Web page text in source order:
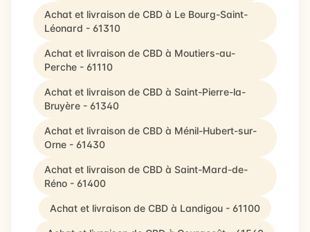
Achat et livraison de CBD à Le Bourg-Saint-
Léonard - 61310
Achat et livraison de CBD à Moutiers-au-
Perche - 61110
Achat et livraison de CBD à Saint-Pierre-la-
Bruyère - 61340
Achat et livraison de CBD à Ménil-Hubert-sur-
Orne - 61430
Achat et livraison de CBD à Saint-Mard-de-
Réno - 61400
Achat et livraison de CBD à Landigou - 61100